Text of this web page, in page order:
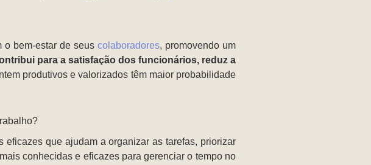
o bem-estar de seus colaboradores, promovendo um
para a satisfação dos funcionários, reduz a
produtivos e valorizados têm maior probabilidade
que ajudam a organizar as tarefas, priorizar
conhecidas e eficazes para gerenciar o tempo no